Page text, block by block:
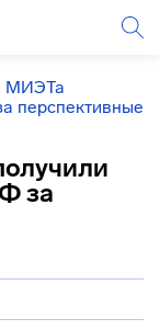
МИЭТа
перспективные
за